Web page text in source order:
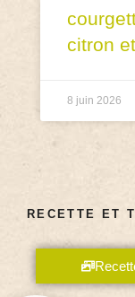
citron
8 juin 2026
RECETTE ET